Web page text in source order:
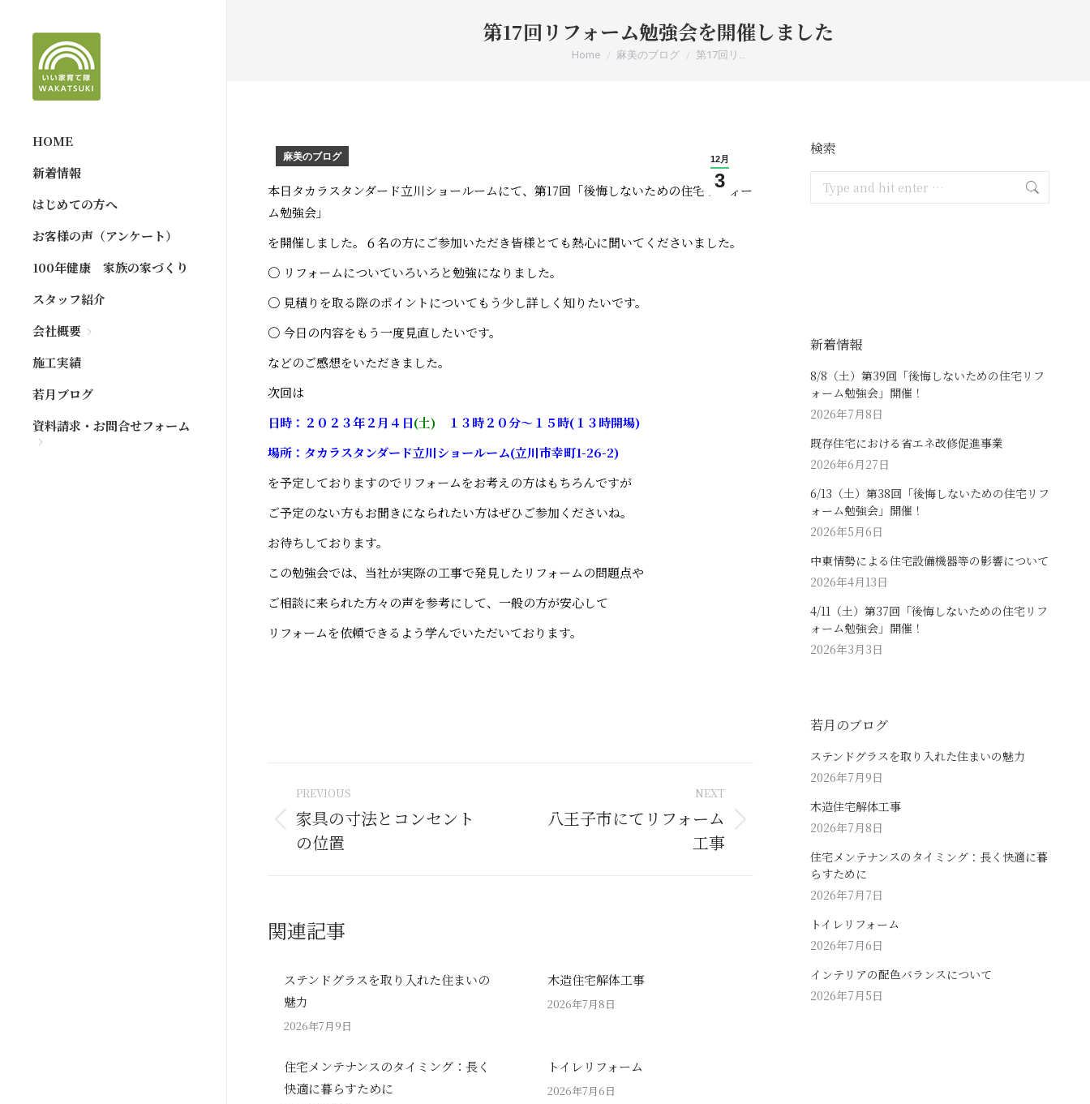
HOME
新着情報
はじめての方へ
お客様の声（アンケート）
100年健康 家族の家づくり
スタッフ紹介
会社概要
施工実績
若月ブログ
資料請求・お問合せフォーム
第17回リフォーム勉強会を開催しました
You are here:
Home 麻美のブログ 第17回リ…
12月
3
麻美のブログ
本日タカラスタンダード立川ショールームにて、第17回「後悔しないための住宅リフォー
ム勉強会」
を開催しました。６名の方にご参加いただき皆様とても熱心に聞いてくださいました。
〇 リフォームについていろいろと勉強になりました。
〇 見積りを取る際のポイントについてもう少し詳しく知りたいです。
〇 今日の内容をもう一度見直したいです。
などのご感想をいただきました。
次回は
日時：２０２３年２月４日(土) １３時２０分～１５時(１３時開場)
場所：タカラスタンダード立川ショールーム(立川市幸町1-26-2)
を予定しておりますのでリフォームをお考えの方はもちろんですが
ご予定のない方もお聞きになられたい方はぜひご参加くださいね。
お待ちしております。
この勉強会では、当社が実際の工事で発見したリフォームの問題点や
ご相談に来られた方々の声を参考にして、一般の方が安心して
リフォームを依頼できるよう学んでいただいております。
Post
navigation
PREVIOUS
Previous
post:
家具の寸法とコンセント
の位置
NEXT
Next
八王子市にてリフォーム
工事
関連記事
ステンドグラスを取り入れた住まいの
魅力
2026年7月9日
木造住宅解体工事
2026年7月8日
住宅メンテナンスのタイミング：長く
快適に暮らすために
トイレリフォーム
2026年7月6日
検索
新着情報
8/8（土）第39回「後悔しないための住宅リフ
ォーム勉強会」開催！
2026年7月8日
既存住宅における省エネ改修促進事業
2026年6月27日
6/13（土）第38回「後悔しないための住宅リフ
ォーム勉強会」開催！
2026年5月6日
中東情勢による住宅設備機器等の影響について
2026年4月13日
4/11（土）第37回「後悔しないための住宅リフ
ォーム勉強会」開催！
2026年3月3日
若月のブログ
ステンドグラスを取り入れた住まいの魅力
2026年7月9日
木造住宅解体工事
2026年7月8日
住宅メンテナンスのタイミング：長く快適に暮
らすために
2026年7月7日
トイレリフォーム
2026年7月6日
インテリアの配色バランスについて
2026年7月5日